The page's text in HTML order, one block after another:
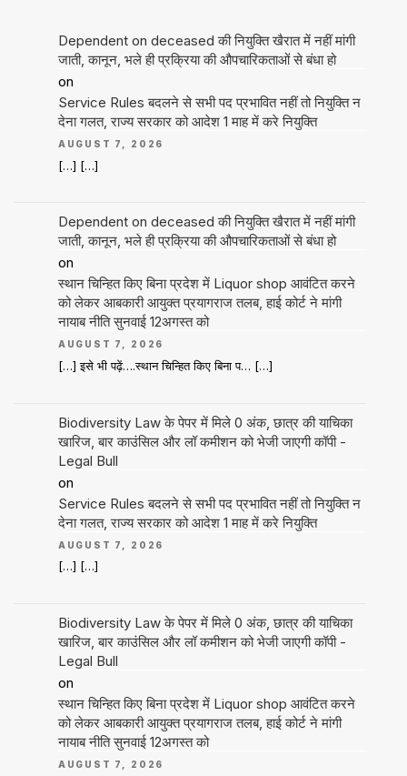
Dependent on deceased की नियुक्ति खैरात में नहीं मांगी
जाती, कानून, भले ही प्रक्रिया की औपचारिकताओं से बंधा हो
on
Service Rules बदलने से सभी पद प्रभावित नहीं तो नियुक्ति न
देना गलत, राज्य सरकार को आदेश 1 माह में करे नियुक्ति
AUGUST 7, 2026
[…] […]
Dependent on deceased की नियुक्ति खैरात में नहीं मांगी
जाती, कानून, भले ही प्रक्रिया की औपचारिकताओं से बंधा हो
on
स्थान चिन्हित किए बिना प्रदेश में Liquor shop आवंटित करने
को लेकर आबकारी आयुक्त प्रयागराज तलब, हाई कोर्ट ने मांगी
नायाब नीति सुनवाई 12अगस्त को
AUGUST 7, 2026
[…] इसे भी पढ़ें….स्थान चिन्हित किए बिना प… […]
Biodiversity Law के पेपर में मिले 0 अंक, छात्र की याचिका
खारिज, बार काउंसिल और लॉ कमीशन को भेजी जाएगी कॉपी -
Legal Bull
on
Service Rules बदलने से सभी पद प्रभावित नहीं तो नियुक्ति न
देना गलत, राज्य सरकार को आदेश 1 माह में करे नियुक्ति
AUGUST 7, 2026
[…] […]
Biodiversity Law के पेपर में मिले 0 अंक, छात्र की याचिका
खारिज, बार काउंसिल और लॉ कमीशन को भेजी जाएगी कॉपी -
Legal Bull
on
स्थान चिन्हित किए बिना प्रदेश में Liquor shop आवंटित करने
को लेकर आबकारी आयुक्त प्रयागराज तलब, हाई कोर्ट ने मांगी
नायाब नीति सुनवाई 12अगस्त को
AUGUST 7, 2026